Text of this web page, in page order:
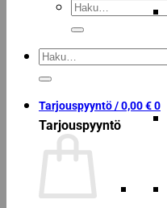
Etsi:
Etsi:
Tarjouspyyntö /0,00€0
Tarjouspyyntö